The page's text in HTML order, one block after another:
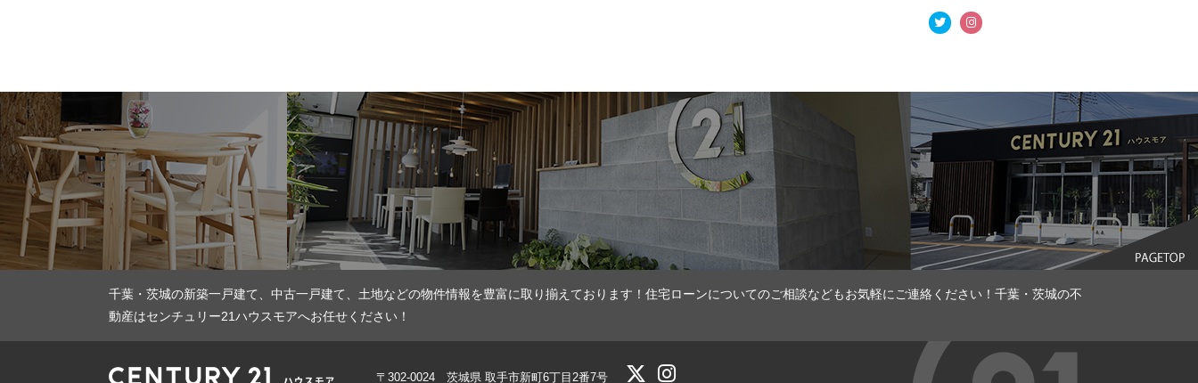
千葉・茨城の新築一戸建て、中古一戸建て、土地などの物件情報を豊富に取り揃えております！住宅ローンについてのご相談などもお気軽にご連絡ください！千葉・茨城の不
動産はセンチュリー21ハウスモアへお任せください！
〒302-0024 茨城県 取手市新町6丁目2番7号